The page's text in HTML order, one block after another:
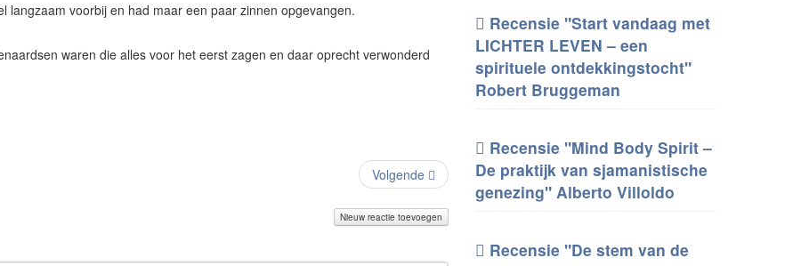
langzaam voorbij en had maar een paar zinnen opgevangen.
waren die alles voor het eerst zagen en daar oprecht verwonderd
Volgende
Nieuw reactie toevoegen
Recensie "Start vandaag met
LICHTER LEVEN – een
spirituele ontdekkingstocht"
Robert Bruggeman
Recensie "Mind Body Spirit –
De praktijk van sjamanistische
genezing" Alberto Villoldo
Recensie "De stem van de